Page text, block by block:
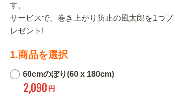
す。
サービスで、巻き上がり防止の風太郎を1つプ
レゼント!
1.商品を選択
60cmのぼり(60 x 180cm)
2,090 円